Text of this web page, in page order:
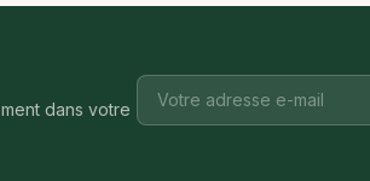
dans votre